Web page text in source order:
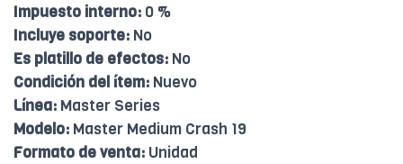
Impuesto interno: 0 %
Incluye soporte: No
Es platillo de efectos: No
Condición del ítem: Nuevo
Línea: Master Series
Modelo: Master Medium Crash 19
Formato de venta: Unidad